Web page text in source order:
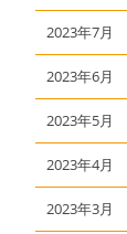
2023年7月
2023年6月
2023年5月
2023年4月
2023年3月